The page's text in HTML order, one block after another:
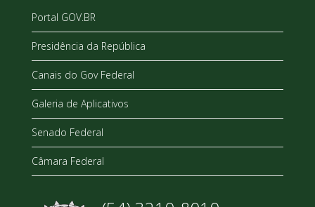
Portal GOV.BR
Presidência da República
Canais do Gov Federal
Galeria de Aplicativos
Senado Federal
Câmara Federal